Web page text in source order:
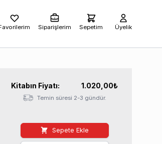
Siparişlerim Sepetim Üyelik
Kitabın Fiyatı: 1.020,00₺
Temin süresi 2-3 gündür.
Sepete Ekle